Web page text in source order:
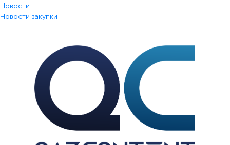
Новости
Новости закупки